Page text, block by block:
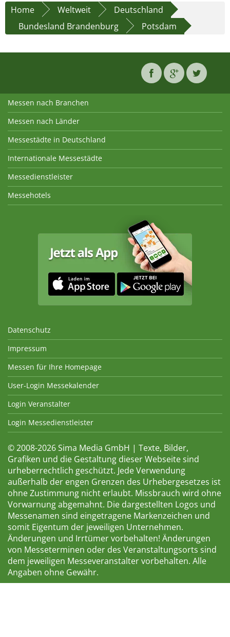
Home Weltweit
Deutschland
Bundesland Brandenburg
Potsdam
Messen nach Branchen
Messen nach Länder
Messestädte in Deutschland
Internationale Messestädte
Messedienstleister
Messehotels
Datenschutz
Impressum
Messen für Ihre Homepage
User-Login Messekalender
Login Veranstalter
Login Messedienstleister
© 2008-2026 Sima Media GmbH | Texte, Bilder,
Grafiken und die Gestaltung dieser Webseite sind
urheberrechtlich geschützt. Jede Verwendung
außerhalb der engen Grenzen des Urhebergesetzes ist
ohne Zustimmung nicht erlaubt. Missbrauch wird ohne
Vorwarnung abgemahnt. Die dargestellten Logos und
Messenamen sind eingetragene Markenzeichen und
somit Eigentum der jeweiligen Unternehmen.
Änderungen und Irrtümer vorbehalten! Änderungen
von Messeterminen oder des Veranstaltungsorts sind
dem jeweiligen Messeveranstalter vorbehalten. Alle
Angaben ohne Gewähr.